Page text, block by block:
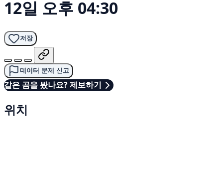
12일 오후 04:30
저장
데이터 문제 신고
같은 곰을 봤나요? 제보하기
위치